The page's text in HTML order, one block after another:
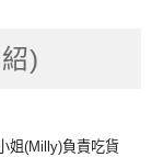
)
姐(Milly)負責吃貨